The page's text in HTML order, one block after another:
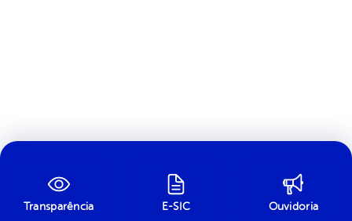
Transparência E-SIC Ouvidoria